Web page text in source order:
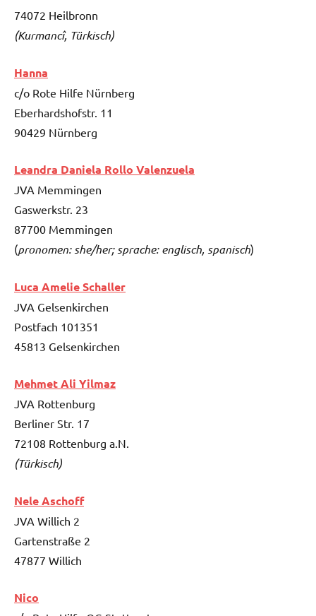
74072 Heilbronn
(Kurmancî, Türkisch)
Hanna
c/o Rote Hilfe Nürnberg
Eberhardshofstr. 11
90429 Nürnberg
Leandra Daniela Rollo Valenzuela
JVA Memmingen
Gaswerkstr. 23
87700 Memmingen
(pronomen: she/her; sprache: englisch, spanisch)
Luca Amelie Schaller
JVA Gelsenkirchen
Postfach 101351
45813 Gelsenkirchen
Mehmet Ali Yilmaz
JVA Rottenburg
Berliner Str. 17
72108 Rottenburg a.N.
(Türkisch)
Nele Aschoff
JVA Willich 2
Gartenstraße 2
47877 Willich
Nico